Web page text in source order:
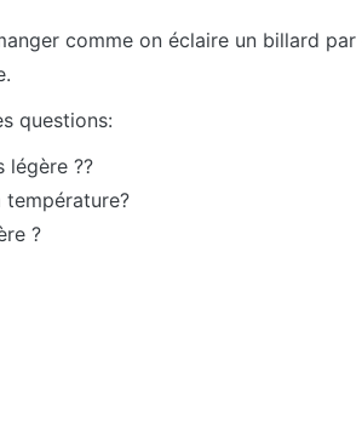
comme on éclaire un billard
questions:
légère ??
température?
?